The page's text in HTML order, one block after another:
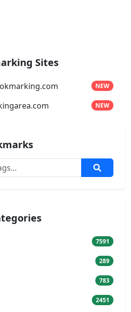
Sites
NEW
NEW
7591
289
783
2451